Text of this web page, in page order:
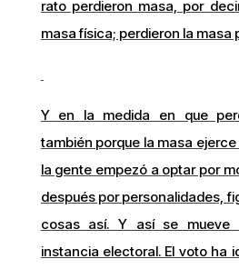
rato perdieron masa, por
masa física; perdieron la masa
Y en la medida en que
también porque la masa
la gente empezó a optar por
después por personalidades,
cosas así. Y así se
instancia electoral. El voto ha